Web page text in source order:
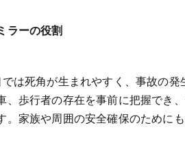
ラーの役割
は死角が生まれやすく、事故の
歩行者の存在を事前に把握でき
家族や周囲の安全確保のために